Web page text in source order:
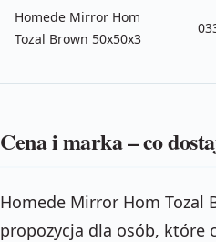
Homede Mirror Hom
Tozal Brown 50x50x3
Cena i marka – co
Homede Mirror Hom Tozal
propozycja dla osób, które